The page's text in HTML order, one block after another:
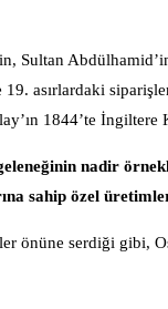
19. asırlardaki
1844’te
nadir
sahip özel
önüne serdiği gibi,